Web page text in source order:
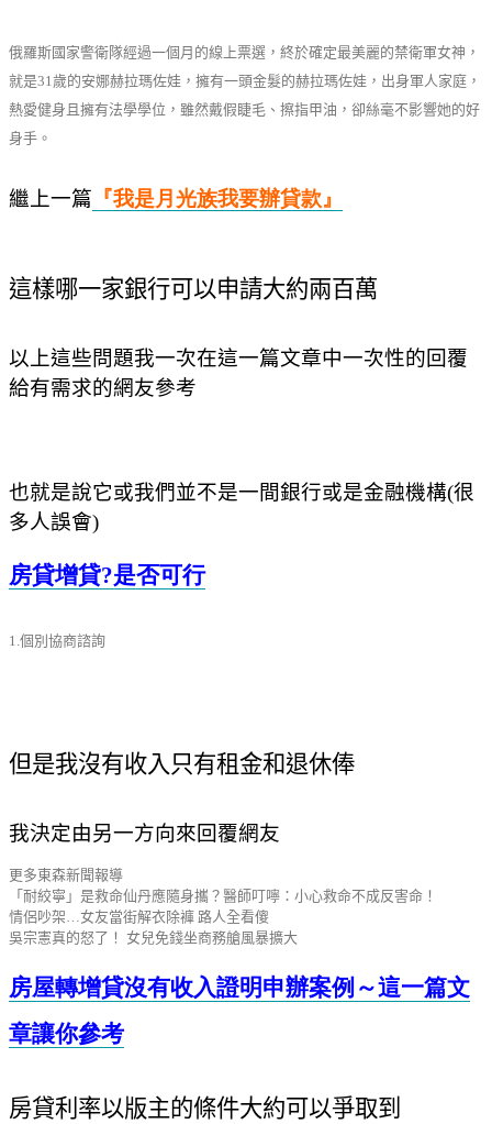
俄羅斯國家警衛隊經過一個月的線上票選，終於確定最美麗的禁衛軍女神，
就是31歲的安娜赫拉瑪佐娃，擁有一頭金髮的赫拉瑪佐娃，出身軍人家庭，
熱愛健身且擁有法學學位，雖然戴假睫毛、擦指甲油，卻絲毫不影響她的好
身手。
繼上一篇 『我是月光族我要辦貸款』
這樣哪一家銀行可以申請大約兩百萬
以上這些問題我一次在這一篇文章中一次性的回覆
給有需求的網友參考
也就是說它或我們並不是一間銀行或是金融機構(很
多人誤會)
房貸增貸?是否可行
1.個別協商諮詢
但是我沒有收入只有租金和退休俸
我決定由另一方向來回覆網友
更多東森新聞報導
「耐絞寧」是救命仙丹應隨身攜？醫師叮嚀：小心救命不成反害命！
情侶吵架…女友當街解衣除褲 路人全看傻
吳宗憲真的怒了！ 女兒免錢坐商務艙風暴擴大
房屋轉增貸沒有收入證明申辦案例～這一篇文
章讓你參考
房貸利率以版主的條件大約可以爭取到